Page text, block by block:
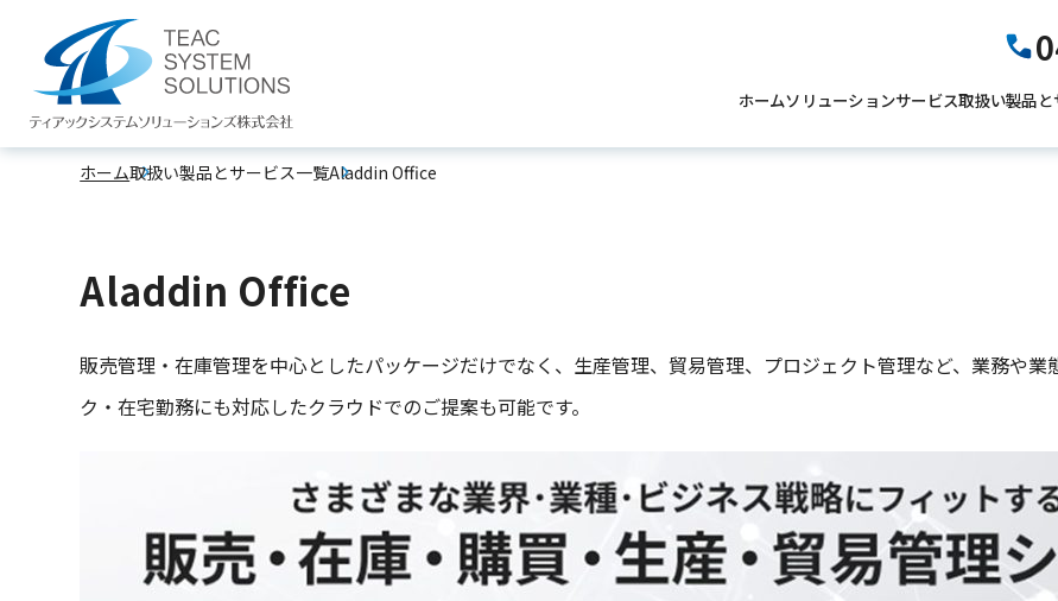
ホームソリューションサービス取扱い製品と
（製品・サービス詳細）
ホーム取扱い製品とサービス一覧Aladdin Office
Aladdin Office
販売管理・在庫管理を中心としたパッケージだけでなく、生産管理、貿易管理、プロジェクト管理など、業務や
ク・在宅勤務にも対応したクラウドでのご提案も可能です。